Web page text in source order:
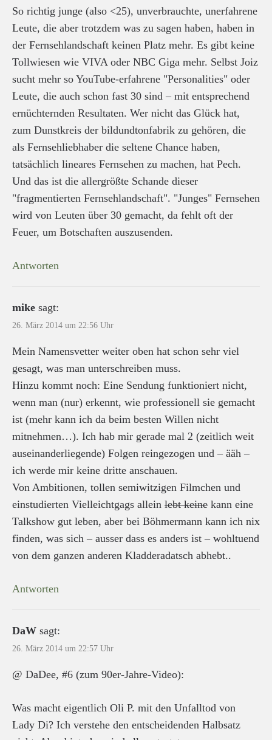
So richtig junge (also <25), unverbrauchte, unerfahrene
Leute, die aber trotzdem was zu sagen haben, haben in
der Fernsehlandschaft keinen Platz mehr. Es gibt keine
Tollwiesen wie VIVA oder NBC Giga mehr. Selbst Joiz
sucht mehr so YouTube-erfahrene "Personalities" oder
Leute, die auch schon fast 30 sind – mit entsprechend
ernüchternden Resultaten. Wer nicht das Glück hat,
zum Dunstkreis der bildundtonfabrik zu gehören, die
als Fernsehliebhaber die seltene Chance haben,
tatsächlich lineares Fernsehen zu machen, hat Pech.
Und das ist die allergrößte Schande dieser
"fragmentierten Fernsehlandschaft". "Junges" Fernsehen
wird von Leuten über 30 gemacht, da fehlt oft der
Feuer, um Botschaften auszusenden.
Antworten
mike sagt:
26. März 2014 um 22:56 Uhr
Mein Namensvetter weiter oben hat schon sehr viel
gesagt, was man unterschreiben muss.
Hinzu kommt noch: Eine Sendung funktioniert nicht,
wenn man (nur) erkennt, wie professionell sie gemacht
ist (mehr kann ich da beim besten Willen nicht
mitnehmen…). Ich hab mir gerade mal 2 (zeitlich weit
auseinanderliegende) Folgen reingezogen und – ääh –
ich werde mir keine dritte anschauen.
Von Ambitionen, tollen semiwitzigen Filmchen und
einstudierten Vielleichtgags allein lebt keine kann eine
Talkshow gut leben, aber bei Böhmermann kann ich nix
finden, was sich – ausser dass es anders ist – wohltuend
von dem ganzen anderen Kladderadatsch abhebt..
Antworten
DaW sagt:
26. März 2014 um 22:57 Uhr
@ DaDee, #6 (zum 90er-Jahre-Video):
Was macht eigentlich Oli P. mit den Unfalltod von
Lady Di? Ich verstehe den entscheidenden Halbsatz